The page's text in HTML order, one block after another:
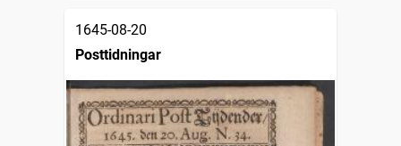
1645-08-20
Posttidningar